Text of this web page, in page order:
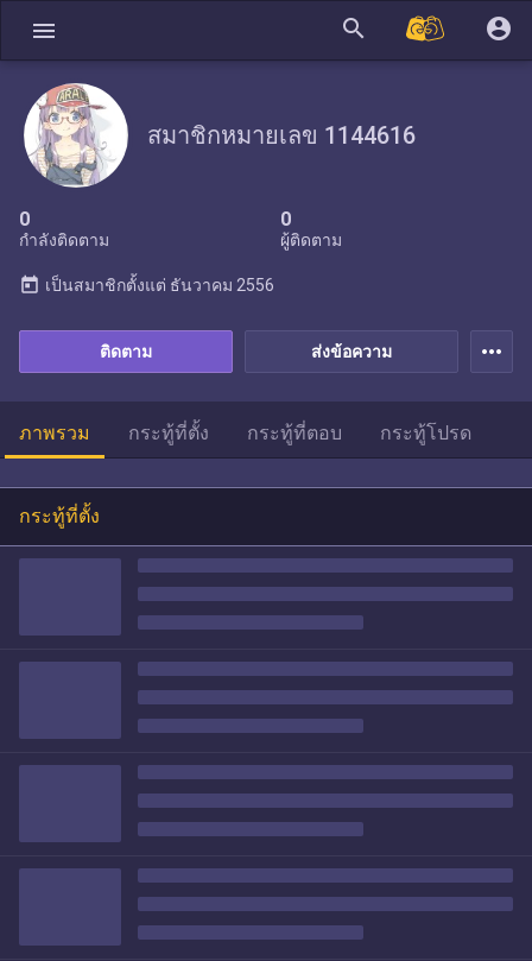
menu search account_circle
สมาชิกหมายเลข 1144616
0
กำลังติดตาม
0
ผู้ติดตาม
ส่งข้อความ
ติดตาม
today เป็นสมาชิกตั้งแต่ ธันวาคม 2556
more_horiz
ภาพรวม กระทู้ที่ตั้ง กระทู้ที่ตอบ กระทู้โปรด
กระทู้ที่ตั้ง